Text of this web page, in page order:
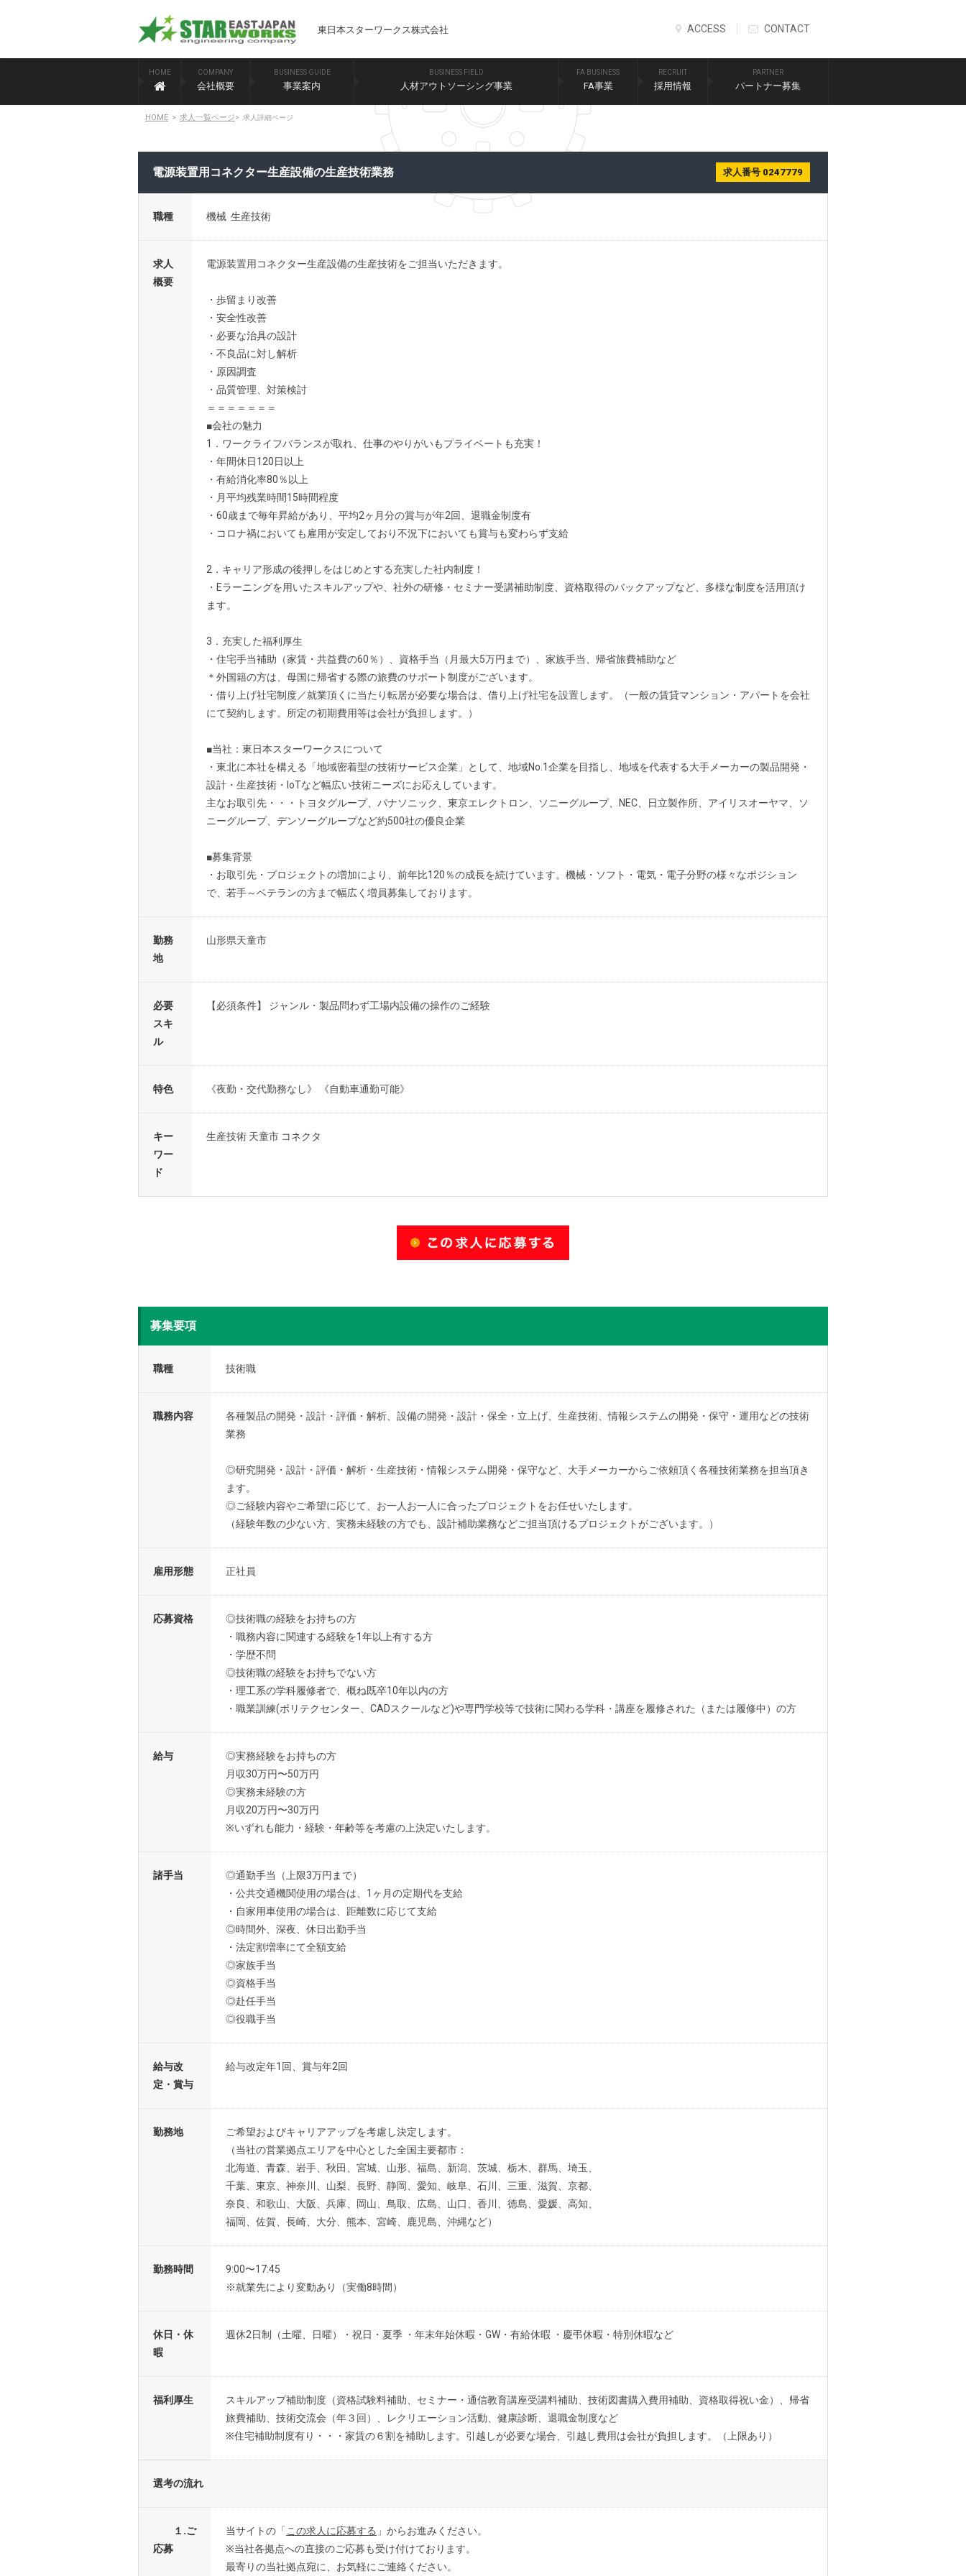
東日本スターワークス株式会社 ACCESS CONTACT
HOME COMPANY
会社概要
BUSINESS GUIDE
事業案内
BUSINESS FIELD
人材アウトソーシング事業
FA BUSINESS
FA事業
RECRUIT
採用情報
PARTNER
パートナー募集
HOME > 求人一覧ページ> 求人詳細ページ
電源装置用コネクター生産設備の生産技術業務 求人番号 0247779
職種 機械 生産技術
求人
概要
電源装置用コネクター生産設備の生産技術をご担当いただきます。
・歩留まり改善
・安全性改善
・必要な治具の設計
・不良品に対し解析
・原因調査
・品質管理、対策検討
＝＝＝＝＝＝＝
■会社の魅力
1．ワークライフバランスが取れ、仕事のやりがいもプライベートも充実！
・年間休日120日以上
・有給消化率80％以上
・月平均残業時間15時間程度
・60歳まで毎年昇給があり、平均2ヶ月分の賞与が年2回、退職金制度有
・コロナ禍においても雇用が安定しており不況下においても賞与も変わらず支給
2．キャリア形成の後押しをはじめとする充実した社内制度！
・Eラーニングを用いたスキルアップや、社外の研修・セミナー受講補助制度、資格取得のバックアップなど、多様な制度を活用頂け
ます。
3．充実した福利厚生
・住宅手当補助（家賃・共益費の60％）、資格手当（月最大5万円まで）、家族手当、帰省旅費補助など
＊外国籍の方は、母国に帰省する際の旅費のサポート制度がございます。
・借り上げ社宅制度／就業頂くに当たり転居が必要な場合は、借り上げ社宅を設置します。（一般の賃貸マンション・アパートを会社
にて契約します。所定の初期費用等は会社が負担します。）
■当社：東日本スターワークスについて
・東北に本社を構える「地域密着型の技術サービス企業」として、地域No.1企業を目指し、地域を代表する大手メーカーの製品開発・
設計・生産技術・IoTなど幅広い技術ニーズにお応えしています。
主なお取引先・・・トヨタグループ、パナソニック、東京エレクトロン、ソニーグループ、NEC、日立製作所、アイリスオーヤマ、ソ
ニーグループ、デンソーグループなど約500社の優良企業
■募集背景
・お取引先・プロジェクトの増加により、前年比120％の成長を続けています。機械・ソフト・電気・電子分野の様々なポジション
で、若手～ベテランの方まで幅広く増員募集しております。
勤務
地
山形県天童市
必要
スキ
ル
【必須条件】 ジャンル・製品問わず工場内設備の操作のご経験
特色 《夜勤・交代勤務なし》 《自動車通勤可能》
キー
ワー
ド
生産技術 天童市 コネクタ
募集要項
職種 技術職
職務内容
各種製品の開発・設計・評価・解析、設備の開発・設計・保全・立上げ、生産技術、情報システムの開発・保守・運用などの技術
業務
◎研究開発・設計・評価・解析・生産技術・情報システム開発・保守など、大手メーカーからご依頼頂く各種技術業務を担当頂き
ます。
◎ご経験内容やご希望に応じて、お一人お一人に合ったプロジェクトをお任せいたします。
（経験年数の少ない方、実務未経験の方でも、設計補助業務などご担当頂けるプロジェクトがございます。）
雇用形態 正社員
応募資格
◎技術職の経験をお持ちの方
・職務内容に関連する経験を1年以上有する方
・学歴不問
◎技術職の経験をお持ちでない方
・理工系の学科履修者で、概ね既卒10年以内の方
・職業訓練(ポリテクセンター、CADスクールなど)や専門学校等で技術に関わる学科・講座を履修された（または履修中）の方
給与
◎実務経験をお持ちの方
月収30万円〜50万円
◎実務未経験の方
月収20万円〜30万円
※いずれも能力・経験・年齢等を考慮の上決定いたします。
諸手当
◎通勤手当（上限3万円まで）
・公共交通機関使用の場合は、1ヶ月の定期代を支給
・自家用車使用の場合は、距離数に応じて支給
◎時間外、深夜、休日出勤手当
・法定割増率にて全額支給
◎家族手当
◎資格手当
◎赴任手当
◎役職手当
給与改
定・賞与
給与改定年1回、賞与年2回
勤務地
ご希望およびキャリアアップを考慮し決定します。
（当社の営業拠点エリアを中心とした全国主要都市：
北海道、青森、岩手、秋田、宮城、山形、福島、新潟、茨城、栃木、群馬、埼玉、
千葉、東京、神奈川、山梨、長野、静岡、愛知、岐阜、石川、三重、滋賀、京都、
奈良、和歌山、大阪、兵庫、岡山、鳥取、広島、山口、香川、徳島、愛媛、高知、
福岡、佐賀、長崎、大分、熊本、宮崎、鹿児島、沖縄など）
勤務時間
9:00〜17:45
※就業先により変動あり（実働8時間）
休日・休
暇
週休2日制（土曜、日曜）・祝日・夏季 ・年末年始休暇・GW・有給休暇 ・慶弔休暇・特別休暇など
福利厚生
スキルアップ補助制度（資格試験料補助、セミナー・通信教育講座受講料補助、技術図書購入費用補助、資格取得祝い金）、帰省
旅費補助、技術交流会（年３回）、レクリエーション活動、健康診断、退職金制度など
※住宅補助制度有り・・・家賃の６割を補助します。引越しが必要な場合、引越し費用は会社が負担します。（上限あり）
選考の流れ
１.ご
応募
当サイトの「この求人に応募する 」からお進みください。
※当社各拠点への直接のご応募も受け付けております。
最寄りの当社拠点宛に、お気軽にご連絡ください。